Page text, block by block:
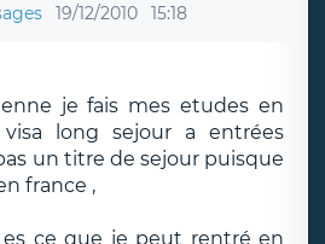
19/12/2010 15:18
je fais mes etudes en
long sejour a entrées
un titre de sejour puisque
france ,
ce que je peut rentré en